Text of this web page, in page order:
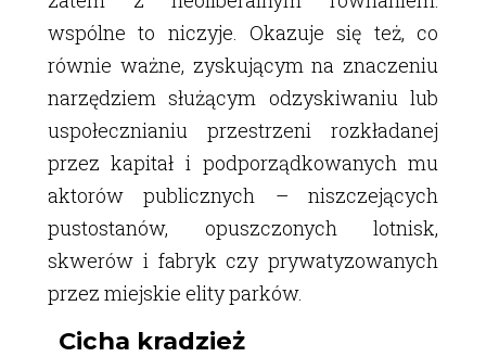
wspólne to niczyje. Okazuje się też, co
równie ważne, zyskującym na znaczeniu
narzędziem służącym odzyskiwaniu lub
uspołecznianiu przestrzeni rozkładanej
przez kapitał i podporządkowanych mu
aktorów publicznych – niszczejących
pustostanów, opuszczonych lotnisk,
skwerów i fabryk czy prywatyzowanych
przez miejskie elity parków.
Cicha kradzież